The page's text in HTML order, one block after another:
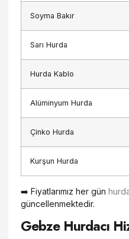
Soyma Bakır
Sarı Hurda
Hurda Kablo
Alüminyum Hurda
Çinko Hurda
Kurşun Hurda
➡️ Fiyatlarımız her gün
güncellenmektedir.
Gebze Hurdacı